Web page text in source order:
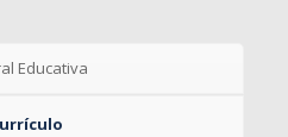
Educativa